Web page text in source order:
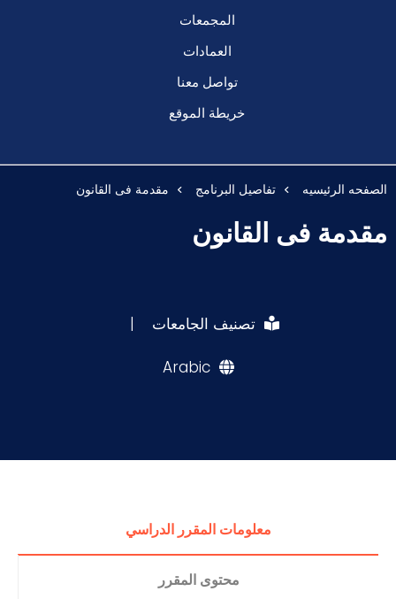
المجمعات
العمادات
تواصل معنا
خريطة الموقع
الصفحه الرئيسيه تفاصيل البرنامج مقدمة فى القانون
مقدمة فى القانون
تصنيف الجامعات |
Arabic
معلومات المقرر الدراسي
محتوى المقرر